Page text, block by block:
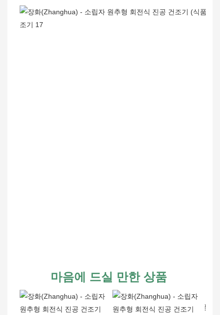
마음에 드실 만한 상품